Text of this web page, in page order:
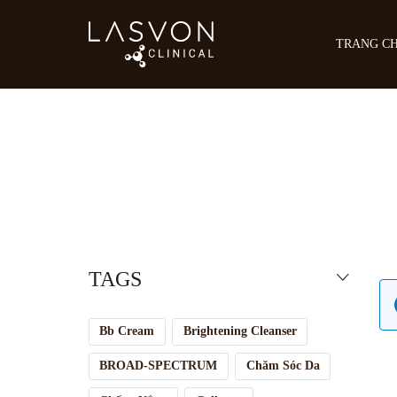
TRANG
Làm sạch
Loại bỏ tế
TAGS
Bb Cream Brightening Cleanser
BROAD-SPECTRUM Chăm Sóc Da